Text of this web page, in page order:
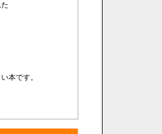
本です。